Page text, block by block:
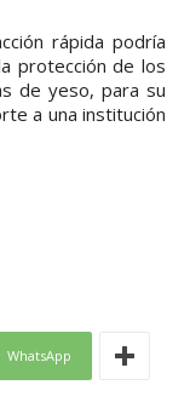
rápida podría
protección de los
de yeso, para su
a una institución
WhatsApp